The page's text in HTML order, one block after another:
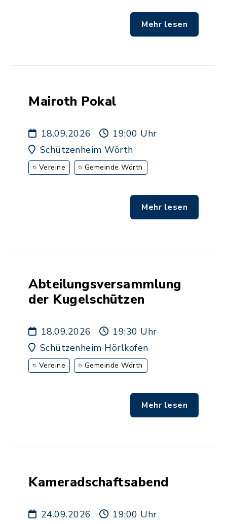
Mehr lesen
Mairoth Pokal
18.09.2026
19:00 Uhr
Schützenheim Wörth
Vereine Gemeinde Wörth
Mehr lesen
Abteilungsversammlung
der Kugelschützen
18.09.2026
19:30 Uhr
Schützenheim Hörlkofen
Vereine Gemeinde Wörth
Mehr lesen
Kameradschaftsabend
24.09.2026
19:00 Uhr